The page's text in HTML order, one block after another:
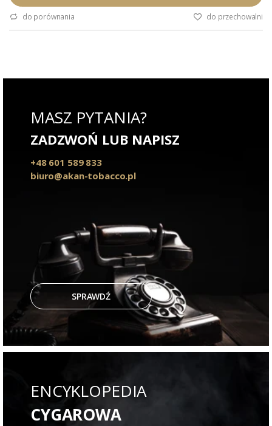
do porównania do przechowalni
MASZ PYTANIA?
ZADZWOŃ LUB NAPISZ
+48 601 589 833
biuro@akan-tobacco.pl
SPRAWDŹ
ENCYKLOPEDIA
CYGAROWA